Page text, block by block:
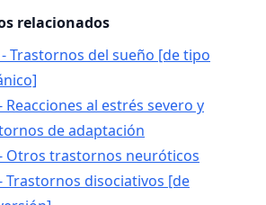
relacionados
- Trastornos del sueño [de tipo
Reacciones al estrés severo y
de adaptación
Otros trastornos neuróticos
Trastornos disociativos [de